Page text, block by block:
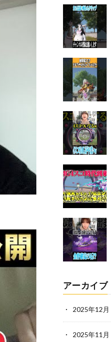
アーカイブ
2025年12月
2025年11月